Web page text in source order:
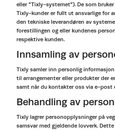
eller "Tixly-systemet"). De som
Tixly-kunder er fullt ut ansvarlige for
den tekniske leverandøren av
forestillingen og eller kundenes
respektive kunden.
Innsamling av
Tixly samler inn personlig
til arrangementer eller produkter der
samt når du kontakter oss via e-post
Behandling av
Tixly lagrer personopplysninger på
samsvar med gjeldende lovverk.